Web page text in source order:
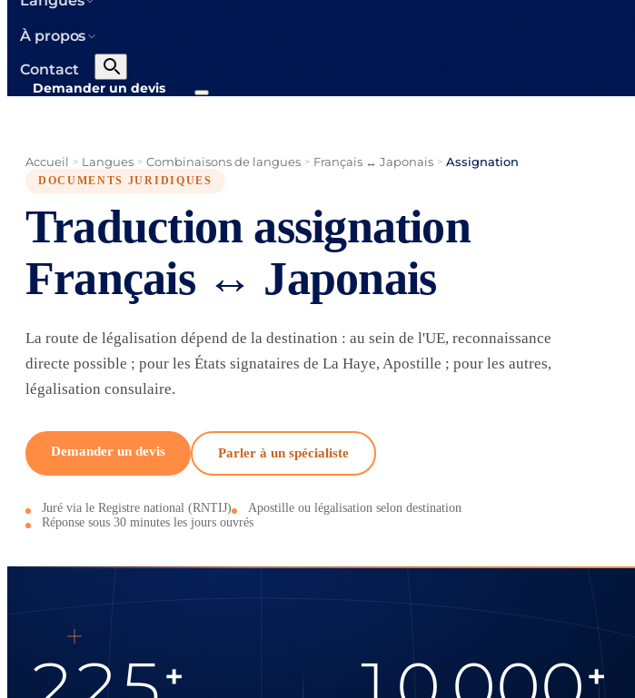
À propos
Contact
Demander un devis
Accueil > Langues > Combinaisons de langues > Français ↔ Japonais > Assignation
DOCUMENTS JURIDIQUES
Traduction assignation
Français ↔ Japonais
La route de légalisation dépend de la destination : au sein de l'UE, reconnaissance
directe possible ; pour les États signataires de La Haye, Apostille ; pour les autres,
légalisation consulaire.
Demander un devis Parler à un spécialiste
Juré via le Registre national (RNTIJ)
Apostille ou légalisation selon destination
Réponse sous 30 minutes les jours ouvrés
+ +